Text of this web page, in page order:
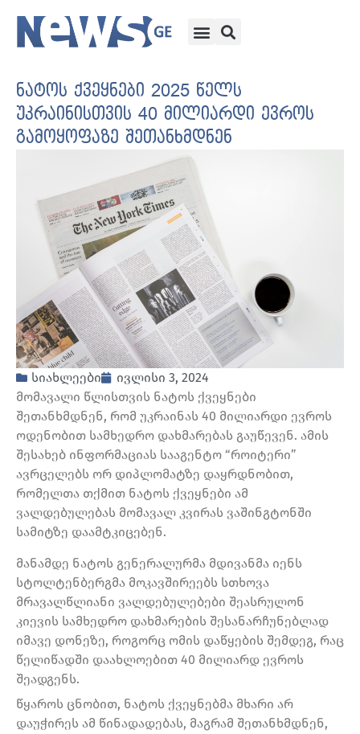
ნატოს ქვეყნები 2025 წელს
უკრაინისთვის 40 მილიარდი ევროს
გამოყოფაზე შეთანხმდნენ
სიახლეები
ივლისი 3, 2024
მომავალი წლისთვის ნატოს ქვეყნები
შეთანხმდნენ, რომ უკრაინას 40 მილიარდი ევროს
ოდენობით სამხედრო დახმარებას გაუწევენ. ამის
შესახებ ინფორმაციას სააგენტო “როიტერი”
ავრცელებს ორ დიპლომატზე დაყრდნობით,
რომელთა თქმით ნატოს ქვეყნები ამ
ვალდებულებას მომავალ კვირას ვაშინგტონში
სამიტზე დაამტკიცებენ.
მანამდე ნატოს გენერალურმა მდივანმა იენს
სტოლტენბერგმა მოკავშირეებს სთხოვა
მრავალწლიანი ვალდებულებები შეასრულონ
კიევის სამხედრო დახმარების შესანარჩუნებლად
იმავე დონეზე, როგორც ომის დაწყების შემდეგ, რაც
წელიწადში დაახლოებით 40 მილიარდ ევროს
შეადგენს.
წყაროს ცნობით, ნატოს ქვეყნებმა მხარი არ
დაუჭირეს ამ წინადადებას, მაგრამ შეთანხმდნენ,